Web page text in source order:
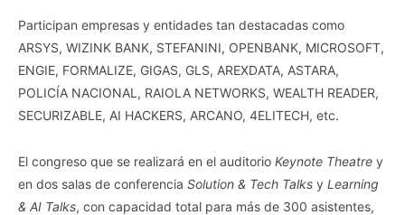
Participan empresas y entidades tan destacadas como
ARSYS, WIZINK BANK, STEFANINI, OPENBANK, MICROSOFT,
ENGIE, FORMALIZE, GIGAS, GLS, AREXDATA, ASTARA,
POLICÍA NACIONAL, RAIOLA NETWORKS, WEALTH READER,
SECURIZABLE, AI HACKERS, ARCANO, 4ELITECH, etc.
El congreso que se realizará en el auditorio Keynote Theatre y
en dos salas de conferencia Solution & Tech Talks y Learning
& AI Talks, con capacidad total para más de 300 asistentes,